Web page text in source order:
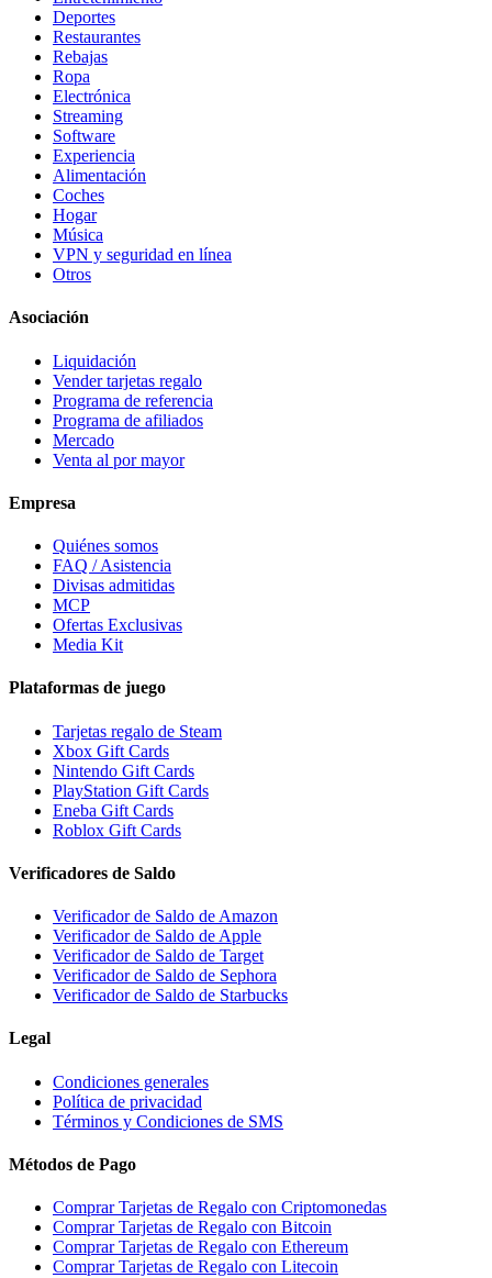
Deportes
Restaurantes
Rebajas
Ropa
Electrónica
Streaming
Software
Experiencia
Alimentación
Coches
Hogar
Música
VPN y seguridad en línea
Otros
Asociación
Liquidación
Vender tarjetas regalo
Programa de referencia
Programa de afiliados
Mercado
Venta al por mayor
Empresa
Quiénes somos
FAQ / Asistencia
Divisas admitidas
MCP
Ofertas Exclusivas
Media Kit
Plataformas de juego
Tarjetas regalo de Steam
Xbox Gift Cards
Nintendo Gift Cards
PlayStation Gift Cards
Eneba Gift Cards
Roblox Gift Cards
Verificadores de Saldo
Verificador de Saldo de Amazon
Verificador de Saldo de Apple
Verificador de Saldo de Target
Verificador de Saldo de Sephora
Verificador de Saldo de Starbucks
Legal
Condiciones generales
Política de privacidad
Términos y Condiciones de SMS
Métodos de Pago
Comprar Tarjetas de Regalo con Criptomonedas
Comprar Tarjetas de Regalo con Bitcoin
Comprar Tarjetas de Regalo con Ethereum
Comprar Tarjetas de Regalo con Litecoin